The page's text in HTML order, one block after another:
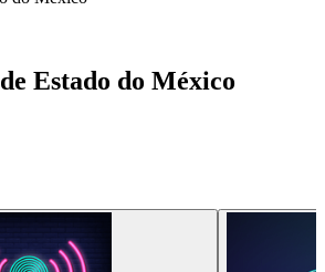
Estado do México